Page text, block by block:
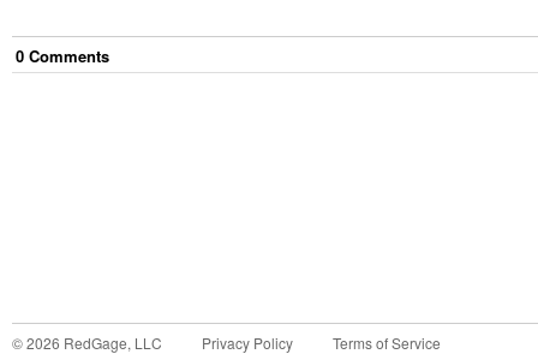
0 Comments
©2026 RedGage, LLC Privacy Policy Terms of Service